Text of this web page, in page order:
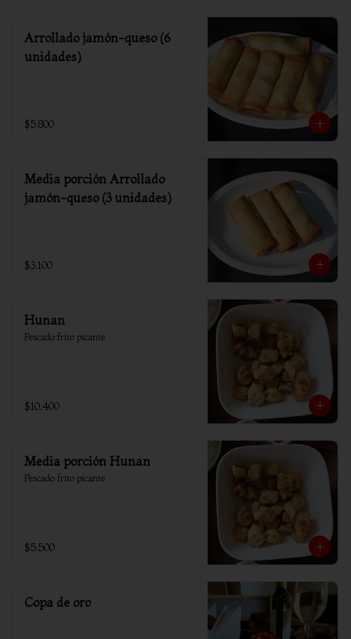
Arrollado jamón-queso (6
unidades)
$5.800
Media porción Arrollado
jamón-queso (3 unidades)
$3.100
Hunan
Pescado frito picante
$10.400
Media porción Hunan
Pescado frito picante
$5.500
Copa de oro